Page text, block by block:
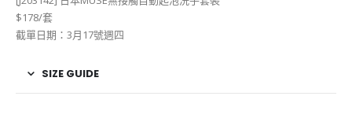
$178/套
截單日期：3月17號週四
SIZE GUIDE